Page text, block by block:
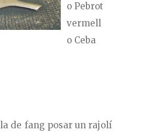
o Pebrot
vermell
o Ceba
de fang posar un rajolí